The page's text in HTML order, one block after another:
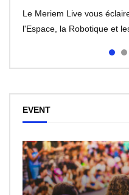
Le Meriem Live vous
l'Espace, la Robotique et
EVENT